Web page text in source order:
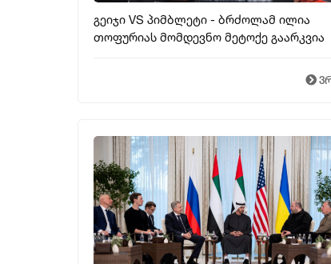
გეიჯი VS პიმბლეტი - ბრძოლამ ილია
თოფურიას მომდევნო მეტოქე გაარკვია